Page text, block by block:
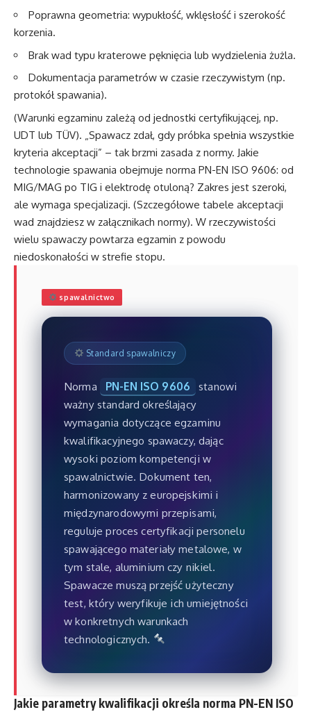
Poprawna geometria: wypukłość, wklęsłość i szerokość
korzenia.
Brak wad typu kraterowe pęknięcia lub wydzielenia żużla.
Dokumentacja parametrów w czasie rzeczywistym (np.
protokół spawania).
(Warunki egzaminu zależą od jednostki certyfikującej, np.
UDT lub TÜV). „Spawacz zdał, gdy próbka spełnia wszystkie
kryteria akceptacji” – tak brzmi zasada z normy. Jakie
technologie spawania obejmuje norma PN-EN ISO 9606: od
MIG/MAG po TIG i elektrodę otuloną? Zakres jest szeroki,
ale wymaga specjalizacji. (Szczegółowe tabele akceptacji
wad znajdziesz w załącznikach normy). W rzeczywistości
wielu spawaczy powtarza egzamin z powodu
niedoskonałości w strefie stopu.
spawalnictwo
Standard spawalniczy
Norma PN-EN ISO 9606
stanowi
ważny standard określający
wymagania dotyczące egzaminu
kwalifikacyjnego spawaczy, dając
wysoki poziom kompetencji w
spawalnictwie. Dokument ten,
harmonizowany z europejskimi i
międzynarodowymi przepisami,
reguluje proces certyfikacji personelu
spawającego materiały metalowe, w
tym stale, aluminium czy nikiel.
Spawacze muszą przejść użyteczny
test, który weryfikuje ich umiejętności
w konkretnych warunkach
technologicznych.
Jakie parametry kwalifikacji określa norma PN-EN ISO